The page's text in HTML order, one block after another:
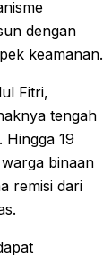
dengan
keamanan.
Fitri,
tengah
Hingga 19
binaan
remisi dari